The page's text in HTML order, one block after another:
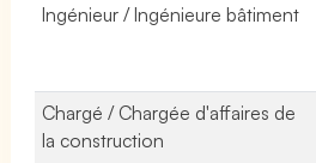
Ingénieur / Ingénieure bâtiment
Chargé / Chargée d'affaires de
la construction